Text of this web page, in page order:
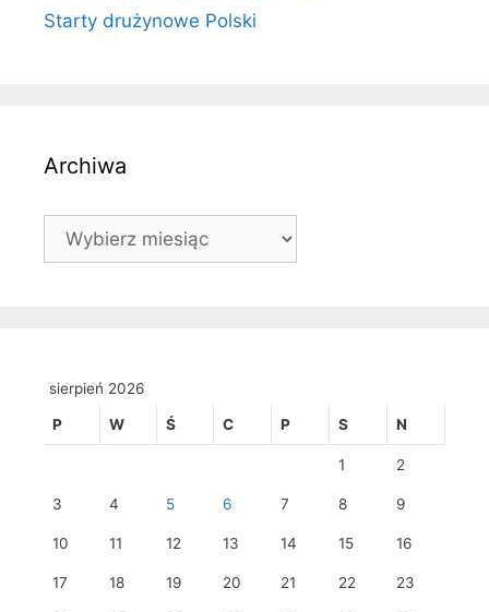
Starty drużynowe Polski
Archiwa
Archiwa
sierpień 2026
P W Ś C P S N
1 2
3 4 5 6 7 8 9
10 11 12 13 14 15 16
17 18 19 20 21 22 23